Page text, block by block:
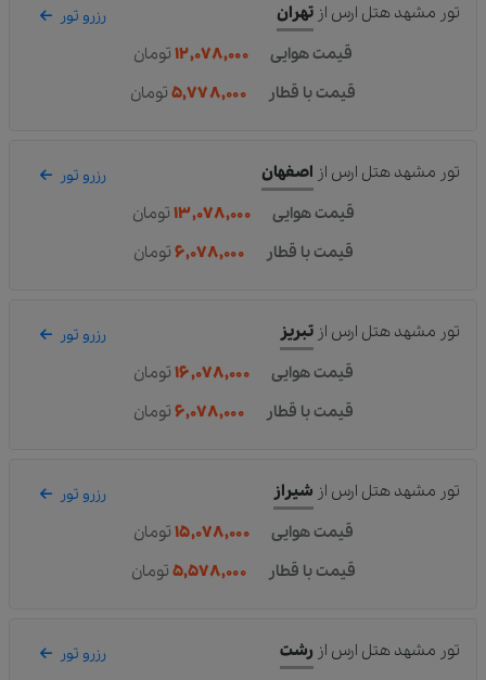
تور مشهد هتل ارس از تهران رزرو تور
قیمت هوایی ۱۲,۰۷۸,۰۰۰ تومان
قیمت با قطار
۵,۷۷۸,۰۰۰ تومان
تور مشهد هتل ارس از اصفهان رزرو تور
قیمت هوایی ۱۳,۰۷۸,۰۰۰ تومان
قیمت با قطار
۶,۰۷۸,۰۰۰ تومان
تور مشهد هتل ارس از تبریز رزرو تور
قیمت هوایی ۱۶,۰۷۸,۰۰۰ تومان
قیمت با قطار
۶,۰۷۸,۰۰۰ تومان
تور مشهد هتل ارس از شیراز رزرو تور
قیمت هوایی ۱۵,۰۷۸,۰۰۰ تومان
قیمت با قطار
۵,۵۷۸,۰۰۰ تومان
تور مشهد هتل ارس از رشت رزرو تور